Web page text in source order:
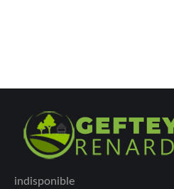
indisponible